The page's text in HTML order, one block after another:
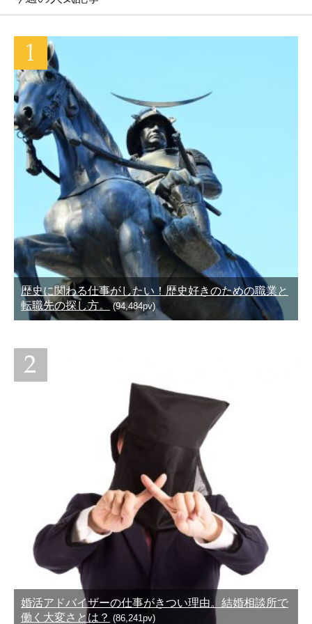
歴史に関わる仕事がしたい！歴史好きのための職業と
転職先の探し方。
(94,484pv)
婚活アドバイザーの仕事がきつい理由。結婚相談所で
働く大変さとは？ (86,241pv)